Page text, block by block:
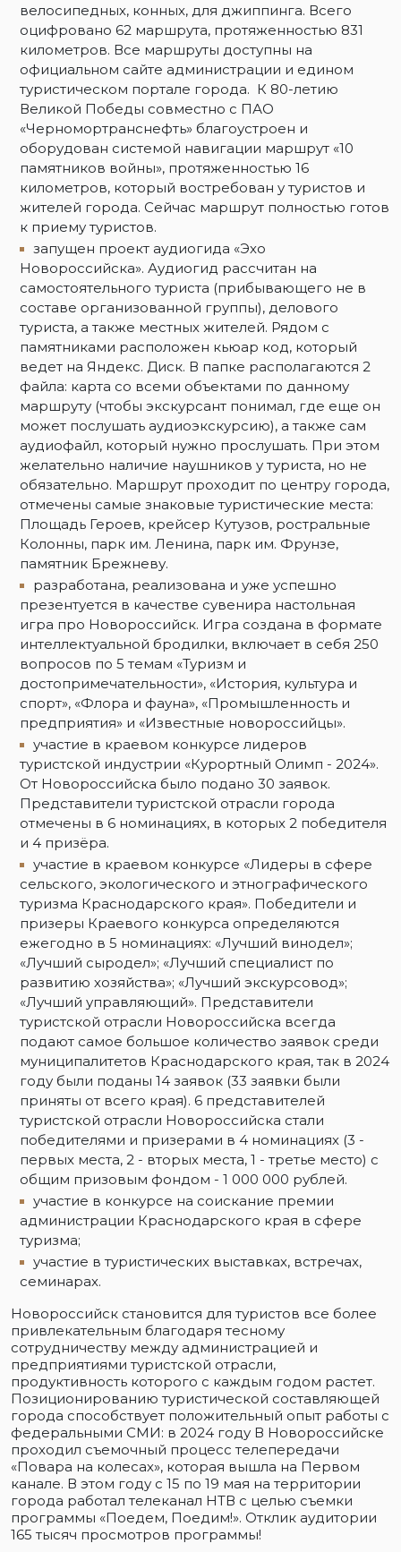
велосипедных, конных, для джиппинга. Всего
оцифровано 62 маршрута, протяженностью 831
километров. Все маршруты доступны на
официальном сайте администрации и едином
туристическом портале города. К 80-летию
Великой Победы совместно с ПАО
«Черномортранснефть» благоустроен и
оборудован системой навигации маршрут «10
памятников войны», протяженностью 16
километров, который востребован у туристов и
жителей города. Сейчас маршрут полностью готов
к приему туристов.
запущен проект аудиогида «Эхо
Новороссийска». Аудиогид рассчитан на
самостоятельного туриста (прибывающего не в
составе организованной группы), делового
туриста, а также местных жителей. Рядом с
памятниками расположен кьюар код, который
ведет на Яндекс. Диск. В папке располагаются 2
файла: карта со всеми объектами по данному
маршруту (чтобы экскурсант понимал, где еще он
может послушать аудиоэкскурсию), а также сам
аудиофайл, который нужно прослушать. При этом
желательно наличие наушников у туриста, но не
обязательно. Маршрут проходит по центру города,
отмечены самые знаковые туристические места:
Площадь Героев, крейсер Кутузов, ростральные
Колонны, парк им. Ленина, парк им. Фрунзе,
памятник Брежневу.
разработана, реализована и уже успешно
презентуется в качестве сувенира настольная
игра про Новороссийск. Игра создана в формате
интеллектуальной бродилки, включает в себя 250
вопросов по 5 темам «Туризм и
достопримечательности», «История, культура и
спорт», «Флора и фауна», «Промышленность и
предприятия» и «Известные новороссийцы».
участие в краевом конкурсе лидеров
туристской индустрии «Курортный Олимп - 2024».
От Новороссийска было подано 30 заявок.
Представители туристской отрасли города
отмечены в 6 номинациях, в которых 2 победителя
и 4 призёра.
участие в краевом конкурсе «Лидеры в сфере
сельского, экологического и этнографического
туризма Краснодарского края». Победители и
призеры Краевого конкурса определяются
ежегодно в 5 номинациях: «Лучший винодел»;
«Лучший сыродел»; «Лучший специалист по
развитию хозяйства»; «Лучший экскурсовод»;
«Лучший управляющий». Представители
туристской отрасли Новороссийска всегда
подают самое большое количество заявок среди
муниципалитетов Краснодарского края, так в 2024
году были поданы 14 заявок (33 заявки были
приняты от всего края). 6 представителей
туристской отрасли Новороссийска стали
победителями и призерами в 4 номинациях (3 -
первых места, 2 - вторых места, 1 - третье место) с
общим призовым фондом - 1 000 000 рублей.
участие в конкурсе на соискание премии
администрации Краснодарского края в сфере
туризма;
участие в туристических выставках, встречах,
семинарах.
Новороссийск становится для туристов все более
привлекательным благодаря тесному
сотрудничеству между администрацией и
предприятиями туристской отрасли,
продуктивность которого с каждым годом растет.
Позиционированию туристической составляющей
города способствует положительный опыт работы с
федеральными СМИ: в 2024 году В Новороссийске
проходил съемочный процесс телепередачи
«Повара на колесах», которая вышла на Первом
канале. В этом году с 15 по 19 мая на территории
города работал телеканал НТВ с целью съемки
программы «Поедем, Поедим!». Отклик аудитории
165 тысяч просмотров программы!